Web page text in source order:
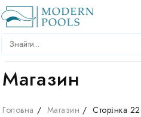
Перейти
до
вмісту
Магазин
Головна Магазин Сторінка 22